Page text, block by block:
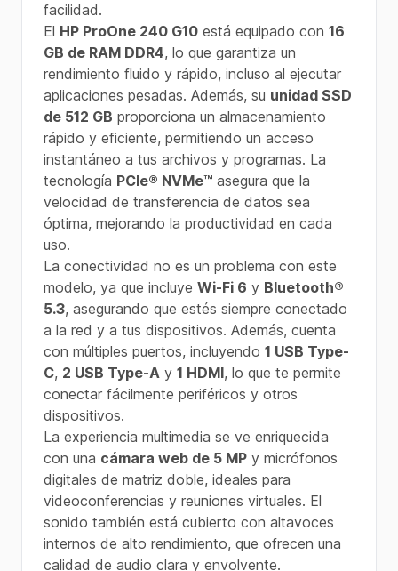
facilidad.
El HP ProOne 240 G10 está equipado con 16
GB de RAM DDR4, lo que garantiza un
rendimiento fluido y rápido, incluso al ejecutar
aplicaciones pesadas. Además, su unidad SSD
de 512 GB proporciona un almacenamiento
rápido y eficiente, permitiendo un acceso
instantáneo a tus archivos y programas. La
tecnología PCIe® NVMe™ asegura que la
velocidad de transferencia de datos sea
óptima, mejorando la productividad en cada
uso.
La conectividad no es un problema con este
modelo, ya que incluye Wi-Fi 6 y Bluetooth®
5.3, asegurando que estés siempre conectado
a la red y a tus dispositivos. Además, cuenta
con múltiples puertos, incluyendo 1 USB Type-
C, 2 USB Type-A y 1 HDMI, lo que te permite
conectar fácilmente periféricos y otros
dispositivos.
La experiencia multimedia se ve enriquecida
con una cámara web de 5 MP y micrófonos
digitales de matriz doble, ideales para
videoconferencias y reuniones virtuales. El
sonido también está cubierto con altavoces
internos de alto rendimiento, que ofrecen una
calidad de audio clara y envolvente.